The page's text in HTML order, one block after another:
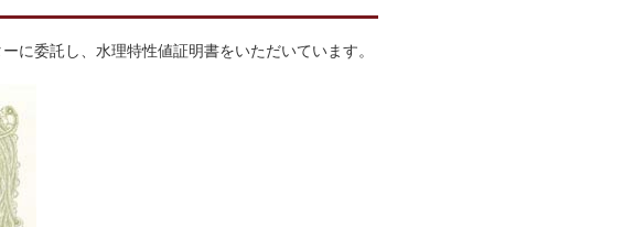
に委託し、水理特性値証明書をいただいています。